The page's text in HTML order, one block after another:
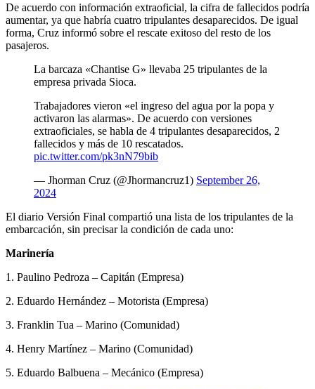
De acuerdo con información extraoficial, la cifra de fallecidos podría
aumentar, ya que habría cuatro tripulantes desaparecidos. De igual
forma, Cruz informó sobre el rescate exitoso del resto de los
pasajeros.
La barcaza «Chantise G» llevaba 25 tripulantes de la
empresa privada Sioca.
Trabajadores vieron «el ingreso del agua por la popa y
activaron las alarmas». De acuerdo con versiones
extraoficiales, se habla de 4 tripulantes desaparecidos, 2
fallecidos y más de 10 rescatados.
pic.twitter.com/pk3nN79bib
— Jhorman Cruz (@Jhormancruz1) September 26,
2024
El diario Versión Final compartió una lista de los tripulantes de la
embarcación, sin precisar la condición de cada uno:
Marinería
1. Paulino Pedroza – Capitán (Empresa)
2. Eduardo Hernández – Motorista (Empresa)
3. Franklin Tua – Marino (Comunidad)
4. Henry Martínez – Marino (Comunidad)
5. Eduardo Balbuena – Mecánico (Empresa)